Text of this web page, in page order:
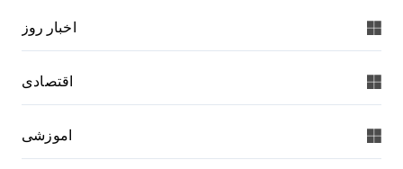
اخبار روز
اقتصادی
اموزشی